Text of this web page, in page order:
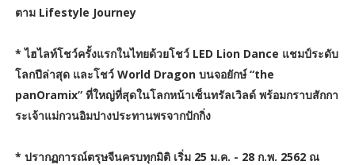
ตาม Lifestyle Journey
* ไฮไลท์โชว์ครั้งแรกในไทยด้วยโชว์ LED Lion Dance แชมป์ระดับ
โลกปีล่าสุด และโชว์ World Dragon บนจอยักษ์ “the
panOramix” ที่ใหญ่ที่สุดในโลกหน้าเซ็นทรัลเวิลด์ พร้อมกราบสักกา
ระเจ้าแม่กวนอิมปางประทานพรจากปักกิ่ง
* ปรากฏการณ์ตรุษจีนครบทุกมิติ เริ่ม 25 ม.ค. - 28 ก.พ. 2562 ณ